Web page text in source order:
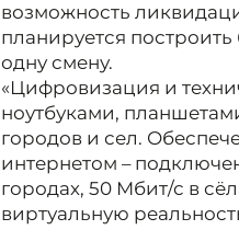
возможность
планируется
одну смену.
«Цифровизация и
ноутбуками,
городов и сел.
интернетом –
городах, 50 Мбит/с в
виртуальную